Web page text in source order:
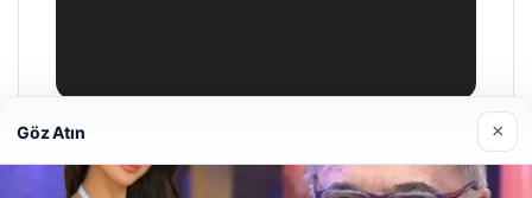
Nisan 28, 2026
Göz Atın ×